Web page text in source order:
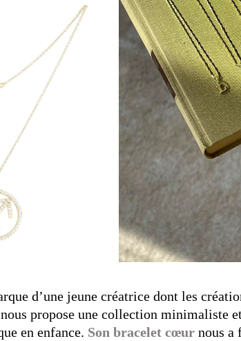
d’une jeune créatrice dont les
propose une collection minimaliste
en enfance. Son bracelet cœur nous a